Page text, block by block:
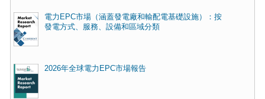
電力EPC市場（涵蓋發電廠和輸配電基礎設施）：按
發電方式、服務、設備和區域分類
2026年全球電力EPC市場報告